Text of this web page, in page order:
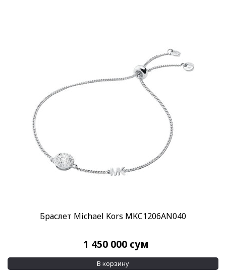
Браслет Michael Kors MKC1206AN040
1 450 000 сум
В корзину